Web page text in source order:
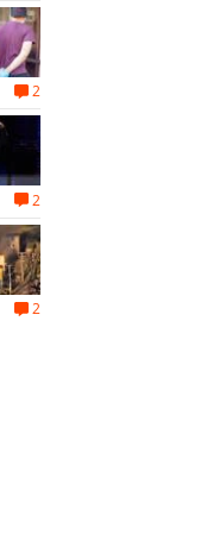
2
2
2